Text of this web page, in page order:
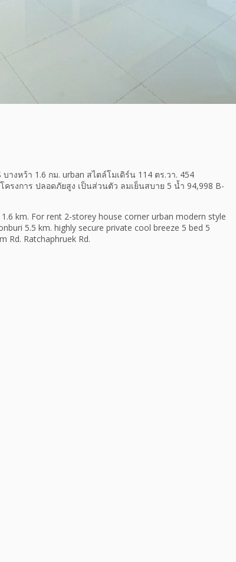
งหว้า 1.6 กม. urban สไตล์โมเดิร์น 114 ตร.วา. 454
รงการ ปลอดภัยสูง เป็นส่วนตัว ลมเย็นสบาย 5 น้ำ 94,998 B-
km. For rent 2-storey house corner urban modern style
5.5 km. highly secure private cool breeze 5 bed 5
Rd. Ratchaphruek Rd.